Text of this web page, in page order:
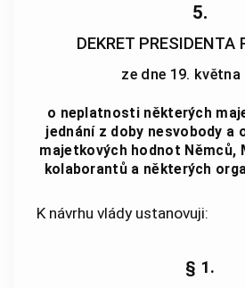
5.
DEKRET PRESIDENTA
ze dne 19. května
o neplatnosti některých
jednání z doby nesvobody a
majetkových hodnot Němců,
kolaborantů a některých
K návrhu vlády ustanovuji:
§ 1.